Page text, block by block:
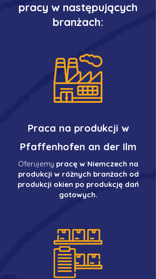
pracy w następujących
branżach:
Praca na produkcji w
Pfaffenhofen an der Ilm
Oferujemy pracę w Niemczech na
produkcji w różnych branżach od
produkcji okien po produkcję dań
gotowych.